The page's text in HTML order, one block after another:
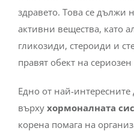
здравето. Това се дължи
активни вещества, като
гликозиди, стероиди и
правят обект на
Едно от най-
върху хормоналната
корена помага на